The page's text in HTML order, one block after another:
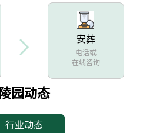
安葬
电话或
在线咨询
陵园动态
行业动态